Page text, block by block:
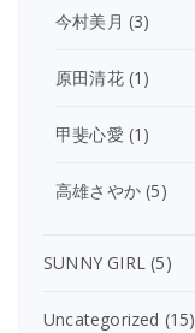
今村美月 (3)
原田清花(1)
甲斐心愛 (1)
高雄さやか (5)
SUNNY GIRL (5)
Uncategorized (15)